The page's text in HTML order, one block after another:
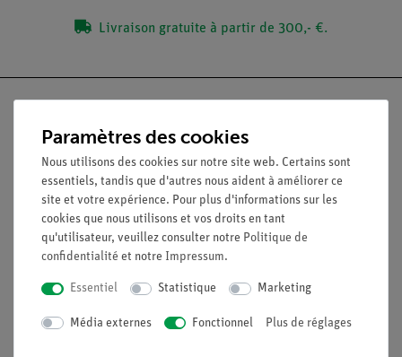
Livraison gratuite à partir de 300,- €.
Nach oben
Légal
Conditions générales de vente
Déclaration de confidentialité
Paramètres des cookies
Nous utilisons des cookies sur notre site web. Certains sont
essentiels, tandis que d'autres nous aident à améliorer ce
site et votre expérience. Pour plus d'informations sur les
cookies que nous utilisons et vos droits en tant
qu'utilisateur, veuillez consulter notre Politique de
confidentialité et notre Impressum.
Essentiel Statistique Marketing
Média externes Fonctionnel Plus de réglages